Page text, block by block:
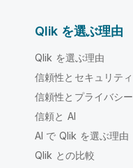
Qlik を選ぶ理由
Qlik を選ぶ理由
信頼性とセキュリティ
信頼性とプライバシー
信頼と AI
AI で Qlik を選ぶ理由
Qlik との比較